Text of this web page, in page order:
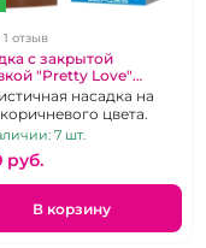
1 отзыв
с закрытой
Love"
телесная с кольцом
удлинение на
насадка на
цвета.
7 шт.
pуб.
В корзину